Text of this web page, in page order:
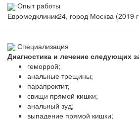
Опыт работы
Евромедклиник24, город Москва (2019
Специализация
Диагностика и лечение следующих
геморрой;
анальные трещины;
парапроктит;
свищи прямой кишки;
анальный зуд;
выпадение прямой кишки;